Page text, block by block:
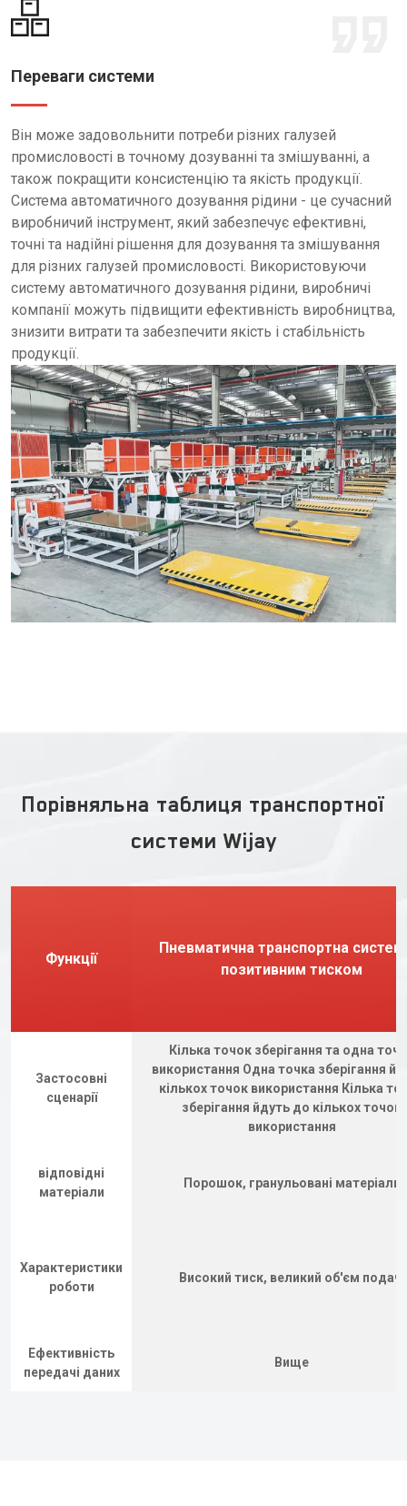
Переваги системи
Він може задовольнити потреби різних галузей
промисловості в точному дозуванні та змішуванні, а
також покращити консистенцію та якість продукції.
Система автоматичного дозування рідини - це сучасний
виробничий інструмент, який забезпечує ефективні,
точні та надійні рішення для дозування та змішування
для різних галузей промисловості. Використовуючи
систему автоматичного дозування рідини, виробничі
компанії можуть підвищити ефективність виробництва,
знизити витрати та забезпечити якість і стабільність
продукції.
Порівняльна таблиця транспортної
системи Wijay
Функції
Пневматична транспортна
позитивним тиском
Застосовні
сценарії
Кілька точок зберігання та одна
використання Одна точка зберігання
кількох точок використання Кілька
зберігання йдуть до кількох точок
використання
відповідні
матеріали
Порошок, гранульовані матеріали
Характеристики
роботи
Високий тиск, великий об'єм подачі
Ефективність
передачі даних
Вище